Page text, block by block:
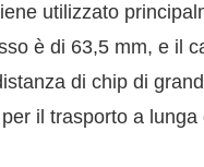
utilizzato
è di 63,5 mm, e il
di chip di
il trasporto a